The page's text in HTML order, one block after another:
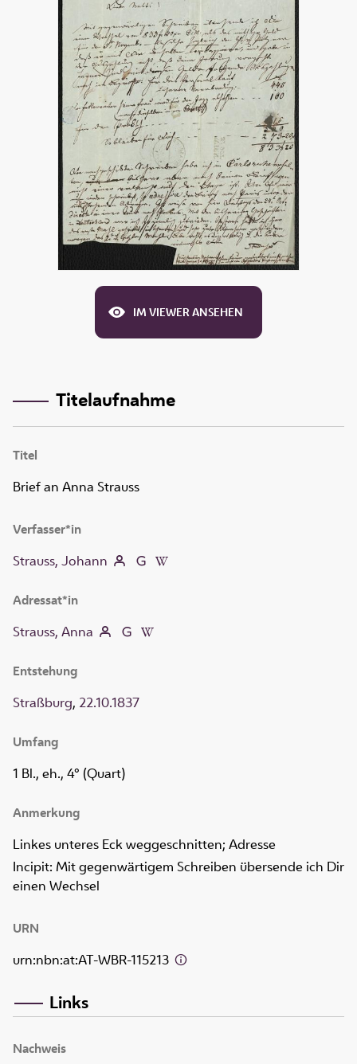
IM VIEWER ANSEHEN
Titelaufnahme
Titel
Brief an Anna Strauss
Verfasser*in
Strauss, Johann
Adressat*in
Strauss, Anna
Entstehung
Straßburg, 22.10.1837
Umfang
1 Bl., eh., 4° (Quart)
Anmerkung
Linkes unteres Eck weggeschnitten; Adresse
Incipit: Mit gegenwärtigem Schreiben übersende ich Dir
einen Wechsel
URN
urn:nbn:at:AT-WBR-115213
Links
Nachweis